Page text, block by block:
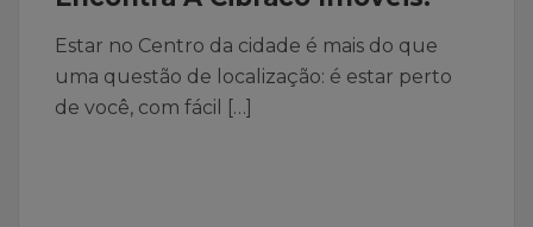
Estar no Centro da cidade é mais do que
uma questão de localização: é estar perto
de você, com fácil […]